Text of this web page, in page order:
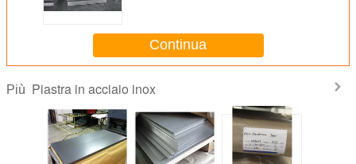
Continua
Più Piastra in acciaio inox